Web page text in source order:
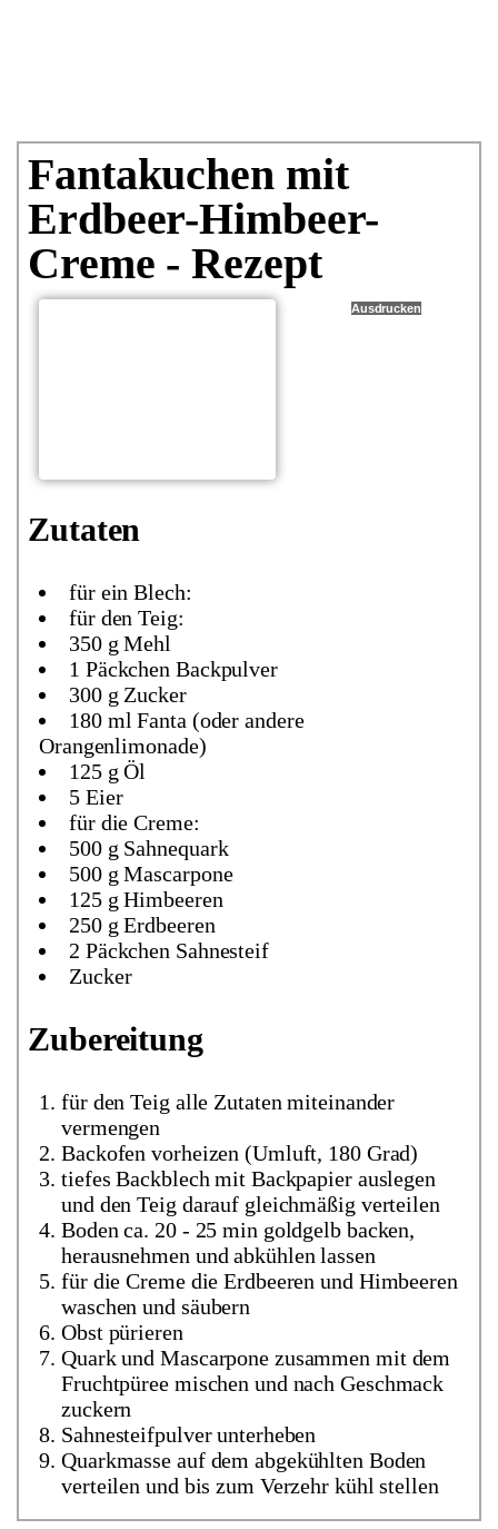
Fantakuchen mit
Erdbeer-Himbeer-
Creme - Rezept
Ausdrucken
Zutaten
für ein Blech:
für den Teig:
350 g Mehl
1 Päckchen Backpulver
300 g Zucker
180 ml Fanta (oder andere
Orangenlimonade)
125 g Öl
5 Eier
für die Creme:
500 g Sahnequark
500 g Mascarpone
125 g Himbeeren
250 g Erdbeeren
2 Päckchen Sahnesteif
Zucker
Zubereitung
für den Teig alle Zutaten miteinander
vermengen
Backofen vorheizen (Umluft, 180 Grad)
tiefes Backblech mit Backpapier auslegen
und den Teig darauf gleichmäßig verteilen
Boden ca. 20 - 25 min goldgelb backen,
herausnehmen und abkühlen lassen
für die Creme die Erdbeeren und Himbeeren
waschen und säubern
Obst pürieren
Quark und Mascarpone zusammen mit dem
Fruchtpüree mischen und nach Geschmack
zuckern
Sahnesteifpulver unterheben
Quarkmasse auf dem abgekühlten Boden
verteilen und bis zum Verzehr kühl stellen